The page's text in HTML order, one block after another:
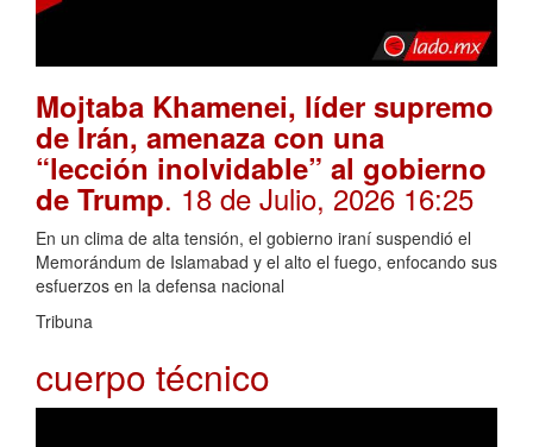
Mojtaba Khamenei, líder supremo
de Irán, amenaza con una
“lección inolvidable” al gobierno
de Trump. 18 de Julio, 2026 16:25
En un clima de alta tensión, el gobierno iraní suspendió el
Memorándum de Islamabad y el alto el fuego, enfocando sus
esfuerzos en la defensa nacional
Tribuna
cuerpo técnico